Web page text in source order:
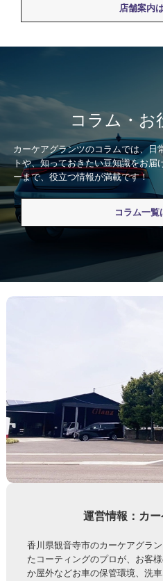
店舗案内
コラム・お
カーケアグランツのコラムでは、日
トや、知っておきたい豆知識をお届
ーまで、役立つ情報が満載です！
コラム一覧
運営情報：カ
香川県観音寺市のカーケアグラ
たコーティングのプロが、お客
か屋外などお車の保管環境、洗